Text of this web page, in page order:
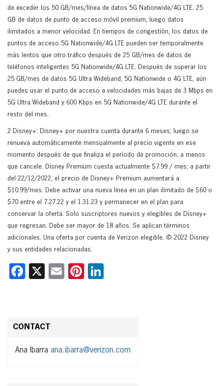
de exceder los 50 GB/mes/línea de datos 5G Nationwide/4G LTE. 25
GB de datos de punto de acceso móvil premium, luego datos
ilimitados a menor velocidad. En tiempos de congestión, los datos de
puntos de acceso 5G Nationwide/4G LTE pueden ser temporalmente
más lentos que otro tráfico después de 25 GB/mes de datos de
teléfonos inteligentes 5G Nationwide/4G LTE. Después de superar los
25 GB/mes de datos 5G Ultra Wideband, 5G Nationwide o 4G LTE, aún
puedes usar el punto de acceso a velocidades más bajas de 3 Mbps en
5G Ultra Wideband y 600 Kbps en 5G Nationwide/4G LTE durante el
resto del mes.
2 Disney+: Disney+ por nuestra cuenta durante 6 meses; luego se
renueva automáticamente mensualmente al precio vigente en ese
momento después de que finaliza el período de promoción, a menos
que cancele. Disney Premium cuesta actualmente $7.99 / mes; a partir
del 22/12/2022, el precio de Disney+ Premium aumentará a
$10.99/mes. Debe activar una nueva línea en un plan ilimitado de $60 o
$70 entre el 7.27.22 y el 1.31.23 y permanecer en el plan para
conservar la oferta. Solo suscriptores nuevos y elegibles de Disney+
que regresan. Debe ser mayor de 18 años. Se aplican términos
adicionales. Una oferta por cuenta de Verizon elegible. © 2022 Disney
y sus entidades relacionadas.
Facebook
X EmailPinterest
CONTACT
Ana Ibarra ana.ibarra@verizon.com